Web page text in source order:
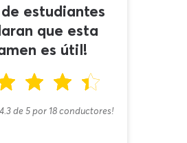
estudiantes
que esta
es útil!
de5 por 18conductores!